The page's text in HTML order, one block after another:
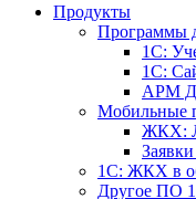
Продукты
Программы
1С:
1С:
АРМ
Мобильные
ЖКХ:
1С: ЖКХ в
Другое ПО